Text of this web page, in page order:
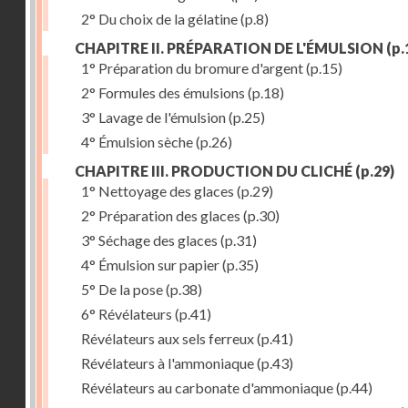
2° Du choix de la gélatine(p.8)
CHAPITRE II. PRÉPARATION DE L'ÉMULSION
1° Préparation du bromure d'argent(p.15)
2° Formules des émulsions (p.18)
3° Lavage de l'émulsion(p.25)
4° Émulsion sèche(p.26)
CHAPITRE III. PRODUCTION DU CLICHÉ (p.29)
1° Nettoyage des glaces (p.29)
2° Préparation des glaces (p.30)
3° Séchage des glaces (p.31)
4° Émulsion sur papier(p.35)
5° De la pose(p.38)
6° Révélateurs (p.41)
Révélateurs aux sels ferreux(p.41)
Révélateurs à l'ammoniaque(p.43)
Révélateurs au carbonate d'ammoniaque(p.44)